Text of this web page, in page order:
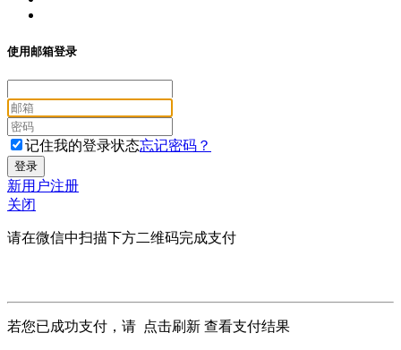
使用邮箱登录
记住我的登录状态忘记密码？
新用户注册
关闭
请在微信中扫描下方二维码完成支付
若您已成功支付，请 点击刷新 查看支付结果